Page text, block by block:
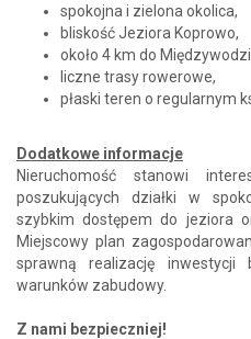
spokojna i zielona okolica,
bliskość Jeziora Koprowo,
około 4 km do
liczne trasy rowerowe,
płaski teren o regularnym
Dodatkowe informacje
Nieruchomość stanowi
poszukujących działki w
szybkim dostępem do jeziora
Miejscowy plan
sprawną realizację inwestycji
warunków zabudowy.
Z nami bezpieczniej!